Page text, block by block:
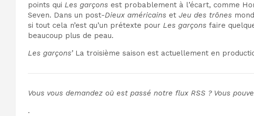
points qui Les garçons est probablement à l’écart, comme
Seven. Dans un post-Dieux américains et Jeu des trônes
si tout cela n’est qu’un prétexte pour Les garçons faire
beaucoup plus de peau.
Les garçons’La troisième saison est actuellement en
Vous vous demandez où est passé notre flux RSS ? Vous
.